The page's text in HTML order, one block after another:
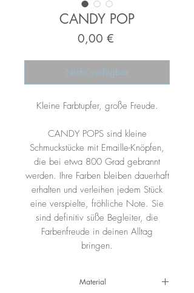
CANDY POP
0,00 €Preis
Nicht verfügbar
Kleine Farbtupfer, große Freude.
CANDY POPS sind kleine
Schmuckstücke mit Emaille-Knöpfen,
die bei etwa 800 Grad gebrannt
werden. Ihre Farben bleiben dauerhaft
erhalten und verleihen jedem Stück
eine verspielte, fröhliche Note. Sie
sind definitiv süße Begleiter, die
Farbenfreude in deinen Alltag
bringen.
Material